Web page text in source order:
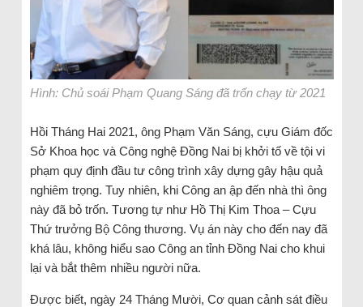
Hình: Chủ soái Phạm Quang Sáng đã trốn chạy từ 2021
Hồi Tháng Hai 2021, ông Phạm Văn Sáng, cựu Giám đốc
Sở Khoa học và Công nghệ Đồng Nai bị khởi tố về tội vi
phạm quy định đầu tư công trình xây dựng gây hậu quả
nghiêm trọng. Tuy nhiên, khi Công an ập đến nhà thì ông
này đã bỏ trốn. Tương tự như Hồ Thị Kim Thoa – Cựu
Thứ trưởng Bộ Công thương. Vụ án này cho đến nay đã
khá lâu, không hiểu sao Công an tỉnh Đồng Nai cho khui
lại và bắt thêm nhiều người nữa.
Được biết, ngày 24 Tháng Mười, Cơ quan cảnh sát điều